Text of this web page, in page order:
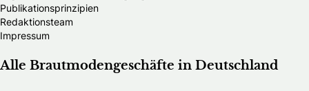
Publikationsprinzipien
Redaktionsteam
Impressum
Alle Brautmodengeschäfte in Deutschland